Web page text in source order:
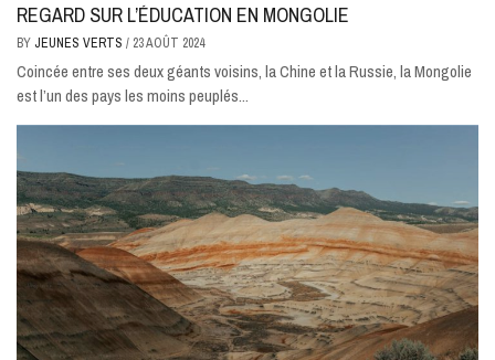
REGARD SUR L’ÉDUCATION EN MONGOLIE
BY JEUNES VERTS / 23 AOÛT 2024
Coincée entre ses deux géants voisins, la Chine et la Russie, la Mongolie
est l’un des pays les moins peuplés...